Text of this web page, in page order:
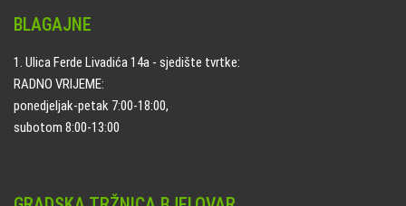
BLAGAJNE
1. Ulica Ferde Livadića 14a - sjedište tvrtke:
RADNO VRIJEME:
ponedjeljak-petak 7:00-18:00,
subotom 8:00-13:00